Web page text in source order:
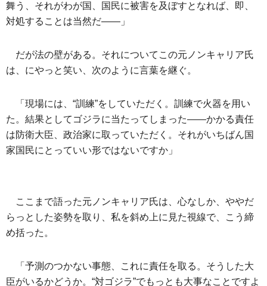
舞う、それがわが国、国民に被害を及ぼすとなれば、即、
対処することは当然だ――」
だが法の壁がある。それについてこの元ノンキャリア氏
は、にやっと笑い、次のように言葉を継ぐ。
「現場には、“訓練”をしていただく。訓練で火器を用い
た。結果としてゴジラに当たってしまった――かかる責任
は防衛大臣、政治家に取っていただく。それがいちばん国
家国民にとっていい形ではないですか」
ここまで語った元ノンキャリア氏は、心なしか、ややだ
らっとした姿勢を取り、私を斜め上に見た視線で、こう締
め括った。
「予測のつかない事態、これに責任を取る。そうした大
臣がいるかどうか。“対ゴジラ”でもっとも大事なことですよ